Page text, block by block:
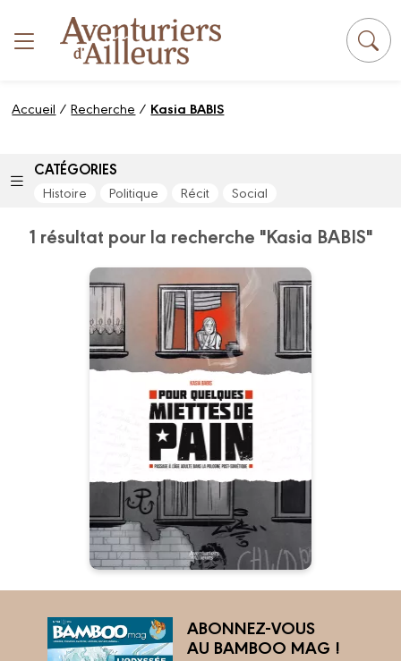
Accueil /Recherche / Kasia BABIS
CATÉGORIES
Histoire Politique Récit Social
1 résultat pour la recherche "Kasia BABIS"
Pour quelques
miettes de pain
Date de parution :
25/02/2026
Le passage à l’âge adulte d'une
jeune activiste dans la Pologne
post-soviétique…
ABONNEZ-VOUS
AU BAMBOO MAG !
Panneau de gestion des cookies